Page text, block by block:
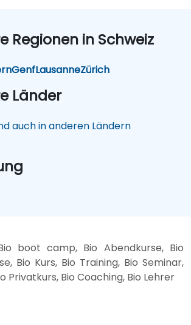
Regionen in Schweiz
GenfLausanneZürich
Länder
auch in anderen Ländern
boot camp, Bio Abendkurse, Bio
Bio Kurs, Bio Training, Bio Seminar,
Privatkurs, Bio Coaching, Bio Lehrer